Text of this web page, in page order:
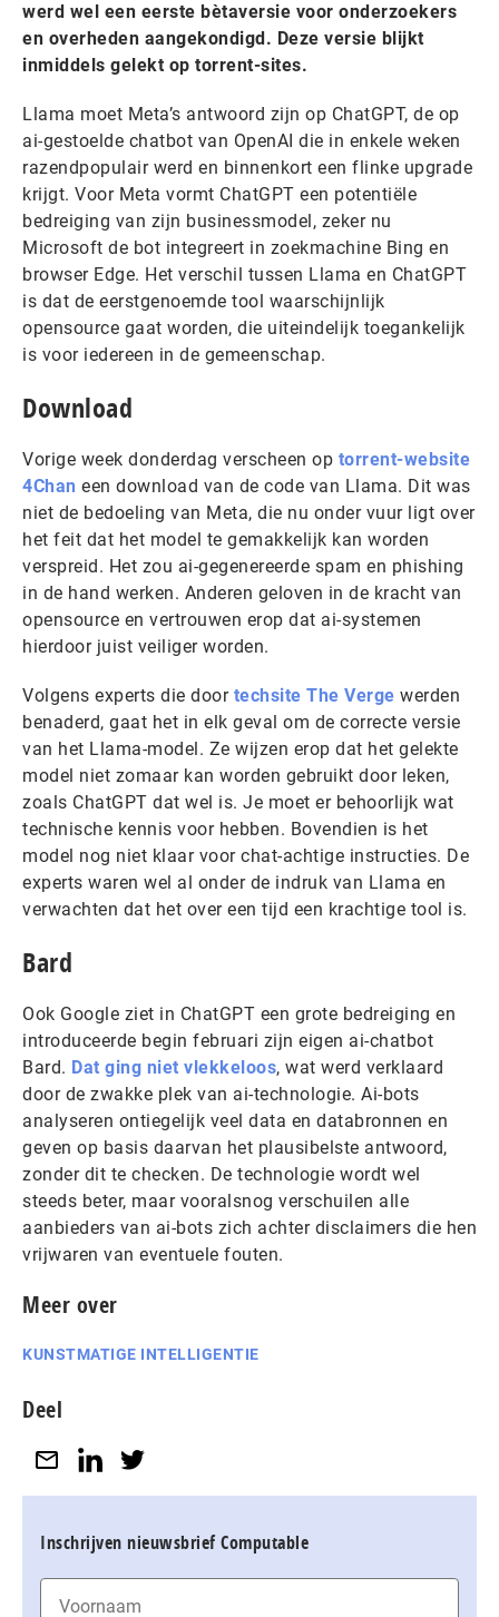
werd wel een eerste bètaversie voor onderzoekers
en overheden aangekondigd. Deze versie blijkt
inmiddels gelekt op torrent-sites.
Llama moet Meta’s antwoord zijn op ChatGPT, de op
ai-gestoelde chatbot van OpenAI die in enkele weken
razendpopulair werd en binnenkort een flinke upgrade
krijgt. Voor Meta vormt ChatGPT een potentiële
bedreiging van zijn businessmodel, zeker nu
Microsoft de bot integreert in zoekmachine Bing en
browser Edge. Het verschil tussen Llama en ChatGPT
is dat de eerstgenoemde tool waarschijnlijk
opensource gaat worden, die uiteindelijk toegankelijk
is voor iedereen in de gemeenschap.
Download
Vorige week donderdag verscheen op torrent-website
4Chan een download van de code van Llama. Dit was
niet de bedoeling van Meta, die nu onder vuur ligt over
het feit dat het model te gemakkelijk kan worden
verspreid. Het zou ai-gegenereerde spam en phishing
in de hand werken. Anderen geloven in de kracht van
opensource en vertrouwen erop dat ai-systemen
hierdoor juist veiliger worden.
Volgens experts die door techsite The Verge werden
benaderd, gaat het in elk geval om de correcte versie
van het Llama-model. Ze wijzen erop dat het gelekte
model niet zomaar kan worden gebruikt door leken,
zoals ChatGPT dat wel is. Je moet er behoorlijk wat
technische kennis voor hebben. Bovendien is het
model nog niet klaar voor chat-achtige instructies. De
experts waren wel al onder de indruk van Llama en
verwachten dat het over een tijd een krachtige tool is.
Bard
Ook Google ziet in ChatGPT een grote bedreiging en
introduceerde begin februari zijn eigen ai-chatbot
Bard. Dat ging niet vlekkeloos, wat werd verklaard
door de zwakke plek van ai-technologie. Ai-bots
analyseren ontiegelijk veel data en databronnen en
geven op basis daarvan het plausibelste antwoord,
zonder dit te checken. De technologie wordt wel
steeds beter, maar vooralsnog verschuilen alle
aanbieders van ai-bots zich achter disclaimers die hen
vrijwaren van eventuele fouten.
Meer over
KUNSTMATIGE INTELLIGENTIE
Deel
Inschrijven nieuwsbrief Computable